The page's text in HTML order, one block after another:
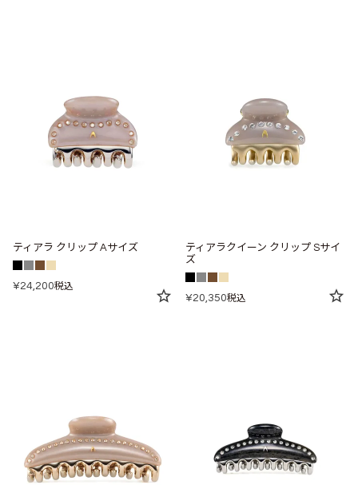
ティアラ クリップ Aサイズ
¥24,200税込
ティアラクイーン クリップ Sサイ
ズ
¥20,350税込